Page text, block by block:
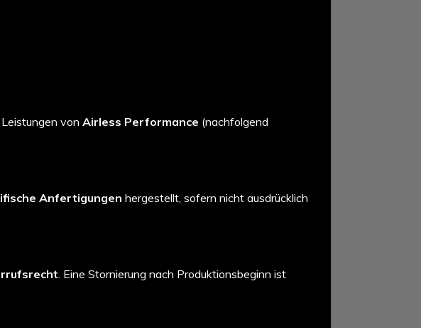
von Airless Performance (nachfolgend
Anfertigungen hergestellt, sofern nicht ausdrücklich
. Eine Stornierung nach Produktionsbeginn ist